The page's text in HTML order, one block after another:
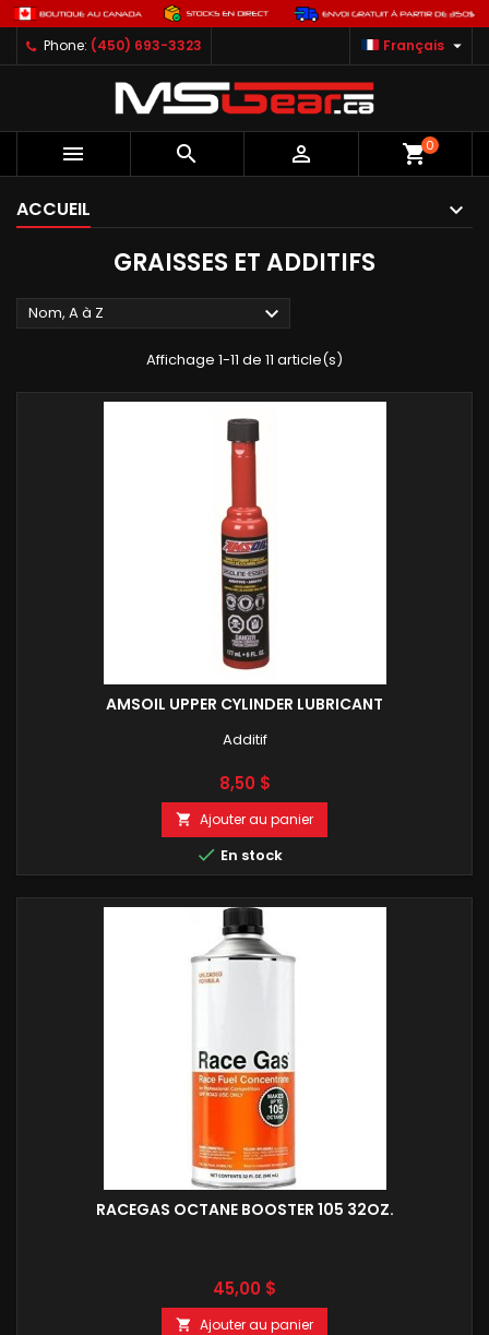
Phone: (450) 693-3323 Français 
   shopping_cart0
ACCUEIL
GRAISSES ET ADDITIFS
Nom, A à Z 
Affichage 1-11 de 11 article(s)
AMSOIL UPPER CYLINDER LUBRICANT
Additif
Prix
8,50 $
 Ajouter au panier
 En stock
RACEGAS OCTANE BOOSTER 105 32OZ.
Prix
45,00 $
 Ajouter au panier